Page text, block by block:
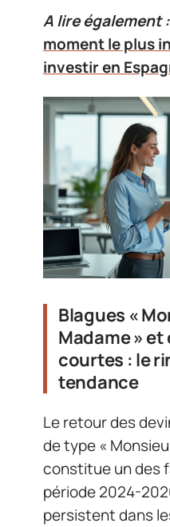
A lire également :
moment le plus
investir en
Blagues «
Madame »
courtes : le
tendance
Le retour des
de type «
constitue un des
période 2024-
persistent dans